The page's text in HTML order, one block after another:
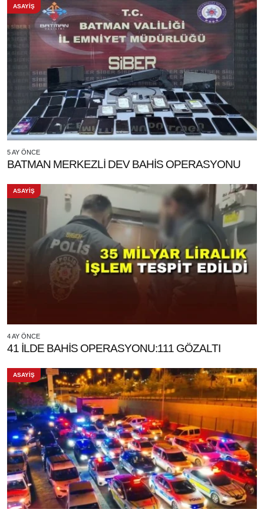
ASAYİŞ
5 AY ÖNCE
BATMAN MERKEZLİ DEV BAHİS OPERASYONU
ASAYİŞ
4 AY ÖNCE
41 İLDE BAHİS OPERASYONU:111 GÖZALTI
ASAYİŞ